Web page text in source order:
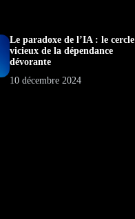
Le paradoxe de l’IA : le cercle
vicieux de la dépendance
dévorante
10 décembre 2024